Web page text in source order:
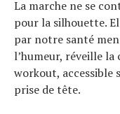
La marche ne se
pour la silhouette.
par notre santé
l’humeur, réveille
workout, accessible
prise de tête.